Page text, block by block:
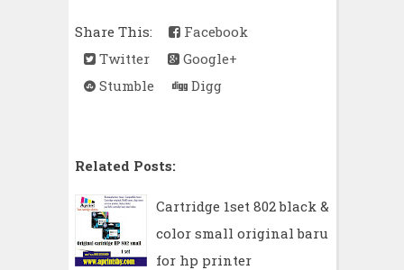
Share This:
Facebook
Twitter
Google+
Stumble
Digg
Related Posts:
Cartridge 1set 802 black &
color small original baru
for hp printer